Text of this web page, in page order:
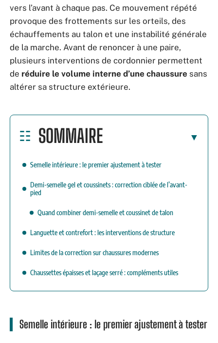
vers l’avant à chaque pas. Ce mouvement répété
provoque des frottements sur les orteils, des
échauffements au talon et une instabilité générale
de la marche. Avant de renoncer à une paire,
plusieurs interventions de cordonnier permettent
de réduire le volume interne d’une chaussure sans
altérer sa structure extérieure.
SOMMAIRE
Semelle intérieure : le premier ajustement à tester
Demi-semelle gel et coussinets : correction ciblée de l’avant-
pied
Quand combiner demi-semelle et coussinet de talon
Languette et contrefort : les interventions de structure
Limites de la correction sur chaussures modernes
Chaussettes épaisses et laçage serré : compléments utiles
Semelle intérieure : le premier ajustement à tester